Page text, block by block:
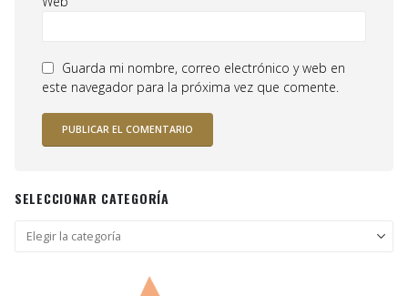
Guarda mi nombre, correo electrónico y web en
este navegador para la próxima vez que comente.
SELECCIONAR CATEGORÍA
Seleccionar
categoría